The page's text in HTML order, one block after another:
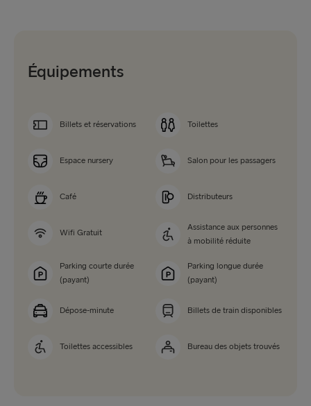
Équipements
Billets et réservations Toilettes
Espace nursery Salon pour les passagers
Café Distributeurs
Wifi Gratuit
Assistance aux personnes
à mobilité réduite
Parking courte durée
(payant)
Parking longue durée
(payant)
Dépose-minute Billets de train disponibles
Toilettes accessibles Bureau des objets trouvés